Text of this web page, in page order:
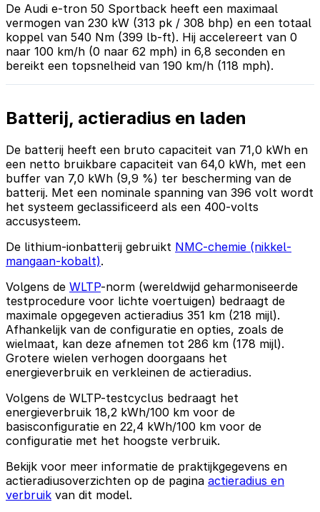
De Audi e-tron 50 Sportback heeft een maximaal
vermogen van 230 kW (313 pk / 308 bhp) en een totaal
koppel van 540 Nm (399 lb-ft). Hij accelereert van 0
naar 100 km/h (0 naar 62 mph) in 6,8 seconden en
bereikt een topsnelheid van 190 km/h (118 mph).
Batterij, actieradius en laden
De batterij heeft een bruto capaciteit van 71,0 kWh en
een netto bruikbare capaciteit van 64,0 kWh, met een
buffer van 7,0 kWh (9,9 %) ter bescherming van de
batterij. Met een nominale spanning van 396 volt wordt
het systeem geclassificeerd als een 400-volts
accusysteem.
De lithium-ionbatterij gebruikt NMC-chemie (nikkel-
mangaan-kobalt).
Volgens de WLTP-norm (wereldwijd geharmoniseerde
testprocedure voor lichte voertuigen) bedraagt de
maximale opgegeven actieradius 351 km (218 mijl).
Afhankelijk van de configuratie en opties, zoals de
wielmaat, kan deze afnemen tot 286 km (178 mijl).
Grotere wielen verhogen doorgaans het
energieverbruik en verkleinen de actieradius.
Volgens de WLTP-testcyclus bedraagt het
energieverbruik 18,2 kWh/100 km voor de
basisconfiguratie en 22,4 kWh/100 km voor de
configuratie met het hoogste verbruik.
Bekijk voor meer informatie de praktijkgegevens en
actieradiusoverzichten op de pagina actieradius en
verbruik van dit model.